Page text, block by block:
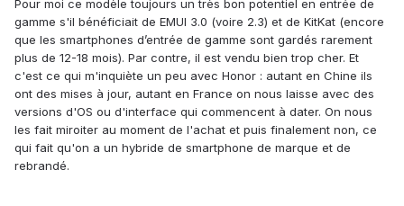
Pour moi ce modèle toujours un très bon potentiel en entrée de
gamme s'il bénéficiait de EMUI 3.0 (voire 2.3) et de KitKat (encore
que les smartphones d’entrée de gamme sont gardés rarement
plus de 12-18 mois). Par contre, il est vendu bien trop cher. Et
c'est ce qui m'inquiète un peu avec Honor : autant en Chine ils
ont des mises à jour, autant en France on nous laisse avec des
versions d'OS ou d'interface qui commencent à dater. On nous
les fait miroiter au moment de l'achat et puis finalement non, ce
qui fait qu'on a un hybride de smartphone de marque et de
rebrandé.